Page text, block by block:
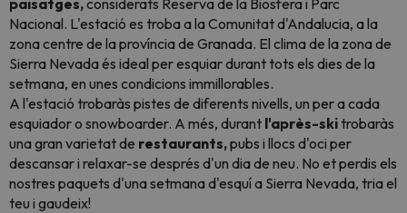
Nacional. L'estació es troba a la Comunitat d'Andalucia, a la
zona centre de la província de Granada. El clima de la zona de
Sierra Nevada és ideal per esquiar durant tots els dies de la
setmana, en unes condicions immillorables.
A l'estació trobaràs pistes de diferents nivells, un per a cada
esquiador o snowboarder. A més, durant l'après-ski trobaràs
una gran varietat de restaurants,pubs i llocs d'oci per
descansar i relaxar-se després d'un dia de neu. No et perdis els
nostres paquets d'una setmana d'esquí a Sierra Nevada, tria el
teu i gaudeix!